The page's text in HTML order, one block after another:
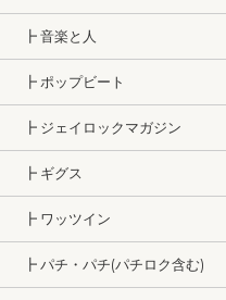
┣ 音楽と人
┣ ポップビート
┣ ジェイロックマガジン
┣ ギグス
┣ ワッツイン
┣ パチ・パチ(パチロク含む)